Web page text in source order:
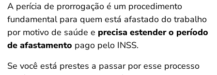
A perícia de prorrogação é um procedimento
fundamental para quem está afastado do trabalho
por motivo de saúde e precisa estender o período
de afastamento pago pelo INSS.
Se você está prestes a passar por esse processo